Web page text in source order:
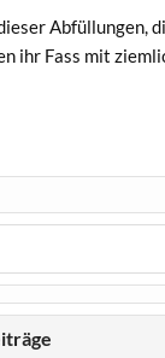
Abfüllungen,
ihr Fass mit